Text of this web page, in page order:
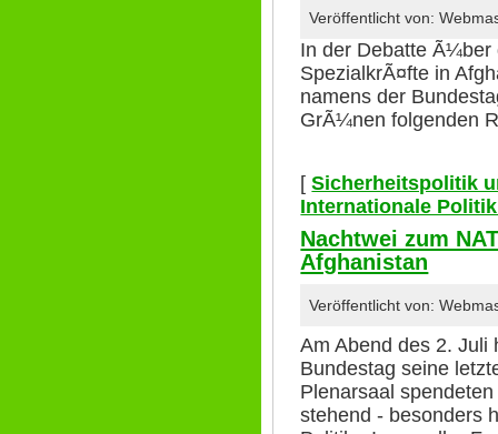
Veröffentlicht von:
In der Debatte Ã¼ber
SpezialkrÃ¤fte in
namens der
GrÃ¼nen folgenden
[Sicherheitspolitik
Internationale
Nachtwei zum
Afghanistan
Veröffentlicht von:
Am Abend des 2. Juli
Bundestag seine
Plenarsaal
stehend - besonders